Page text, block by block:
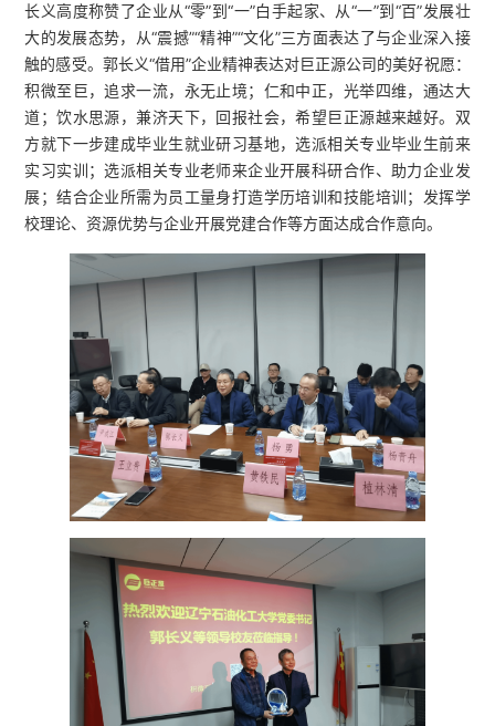
长义高度称赞了企业从“零”到“一”白手起家、从“一”到“百”发展壮
大的发展态势，从“震撼”“精神”“文化”三方面表达了与企业深入接
触的感受。郭长义“借用”企业精神表达对巨正源公司的美好祝愿：
积微至巨，追求一流，永无止境；仁和中正，光举四维，通达大
道；饮水思源，兼济天下，回报社会，希望巨正源越来越好。双
方就下一步建成毕业生就业研习基地，选派相关专业毕业生前来
实习实训；选派相关专业老师来企业开展科研合作、助力企业发
展；结合企业所需为员工量身打造学历培训和技能培训；发挥学
校理论、资源优势与企业开展党建合作等方面达成合作意向。